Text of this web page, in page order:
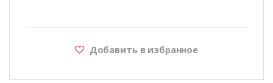
Добавить в избранное